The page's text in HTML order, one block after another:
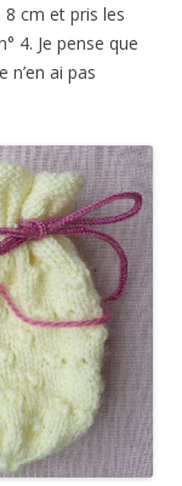
cm et pris les
4. Je pense que
ai pas